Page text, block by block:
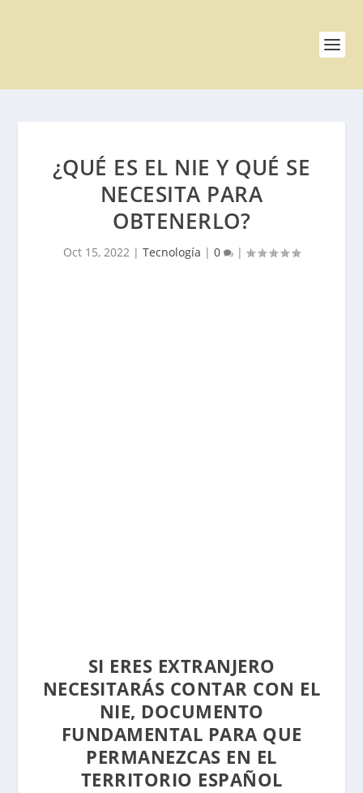
¿QUÉ ES EL NIE Y QUÉ SE
NECESITA PARA
OBTENERLO?
Oct 15, 2022 | Tecnología | 0 |
SI ERES EXTRANJERO
NECESITARÁS CONTAR CON EL
NIE, DOCUMENTO
FUNDAMENTAL PARA QUE
PERMANEZCAS EN EL
TERRITORIO ESPAÑOL